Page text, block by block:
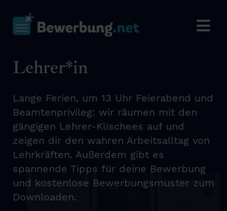
Lehrer*in
Lange Ferien, um 13 Uhr Feierabend und
Beamtenprivileg: wir räumen mit den
gängigen Lehrer-Klischees auf und
zeigen dir den wahren Arbeitsalltag von
Lehrkräften. Außerdem gibt es
spannende Tipps für deine Bewerbung
und kostenlose Bewerbungsmuster zum
Downloaden.